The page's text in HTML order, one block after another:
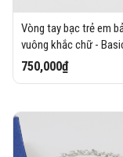
Vòng tay bạc trẻ em
vuông khắc chữ -
750,000₫